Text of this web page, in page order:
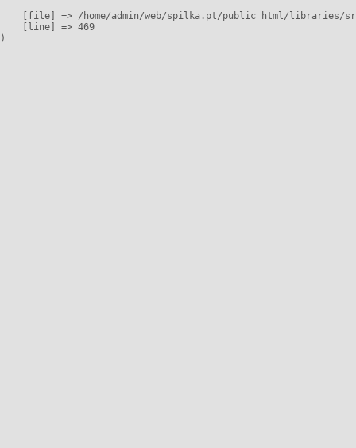
[file] => /home/admin/web/spilka.pt/public_html/libraries/
    [line] => 469